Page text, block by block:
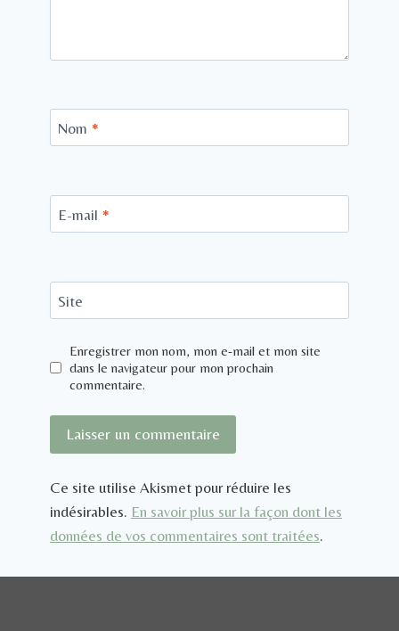
Nom *
E-mail *
Site
Enregistrer mon nom, mon e-mail et mon site
dans le navigateur pour mon prochain
commentaire.
Ce site utilise Akismet pour réduire les
indésirables. En savoir plus sur la façon dont les
données de vos commentaires sont traitées.